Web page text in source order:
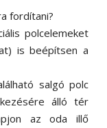
fordítani?
polcelemeket
is beépítsen a
salgó polc
álló tér
az oda illő